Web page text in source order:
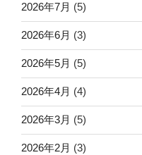
2026年7月 (5)
2026年6月 (3)
2026年5月 (5)
2026年4月 (4)
2026年3月 (5)
2026年2月 (3)